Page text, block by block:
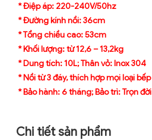
* Điệp áp: 220-240V/50hz
* Đường kính nồi: 36cm
* Tổng chiều cao: 53cm
* Khối lượng: từ 12,6 – 13,2kg
* Dung tích: 10L; Thân vỏ: Inox 304
* Nồi từ 3 đáy, thích hợp mọi loại bếp
* Bảo hành: 6 tháng; Bảo trì: Trọn đời
Chi tiết sản phẩm